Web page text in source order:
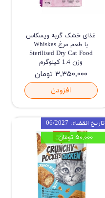
غذای خشک گربه ویسکاس
با طعم مرغ Whiskas
Sterilised Dry Cat Food
وزن 1.4 کیلوگرم
۳,۳۵۰,۰۰۰ تومان
افزودن
تاریخ انقضاء: 06/2027
۵۰,۰۰۰ تومان